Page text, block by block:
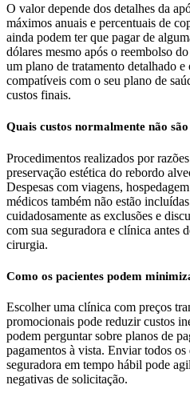
O valor depende dos detalhes da
máximos anuais e percentuais de
ainda podem ter que pagar de
dólares mesmo após o reembolso
um plano de tratamento detalhado
compatíveis com o seu plano de
custos finais.
Quais custos normalmente não
Procedimentos realizados por
preservação estética do rebordo
Despesas com viagens,
médicos também não estão
cuidadosamente as exclusões e
com sua seguradora e clínica antes
cirurgia.
Como os pacientes podem
Escolher uma clínica com preços
promocionais pode reduzir custos
podem perguntar sobre planos de
pagamentos à vista. Enviar todos os
seguradora em tempo hábil pode
negativas de solicitação.